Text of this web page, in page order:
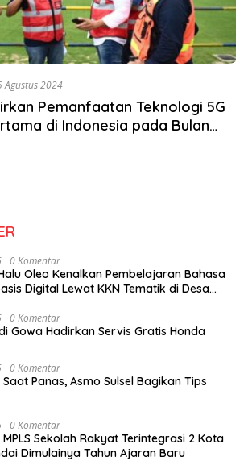
Agustus 2024
Pemanfaatan Teknologi 5G
di Indonesia pada Bulan
0 Komentar
Oleo Kenalkan Pembelajaran Bahasa
Digital Lewat KKN Tematik di Desa
0 Komentar
Gowa Hadirkan Servis Gratis Honda
0 Komentar
Panas, Asmo Sulsel Bagikan Tips
0 Komentar
Sekolah Rakyat Terintegrasi 2 Kota
Dimulainya Tahun Ajaran Baru